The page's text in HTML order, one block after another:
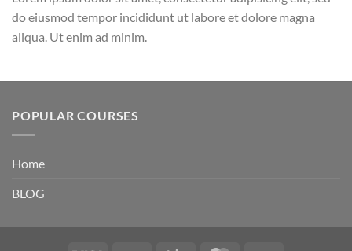
do eiusmod tempor incididunt ut labore et dolore magna
aliqua. Ut enim ad minim.
POPULAR COURSES
Home
BLOG